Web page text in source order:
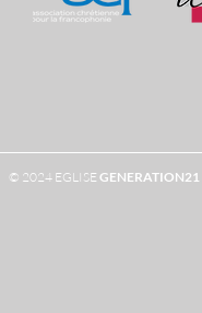
© 2024 EGLISE GENERATION21